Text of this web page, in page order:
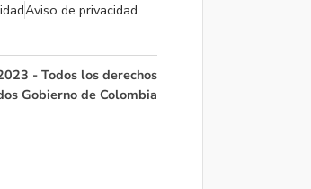
Aviso de privacidad
- Todos los derechos
Gobierno de Colombia